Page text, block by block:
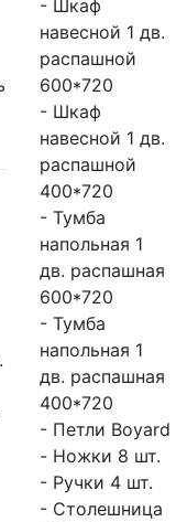
- Шкаф
навесной 1 дв.
распашной
600*720
- Шкаф
навесной 1 дв.
распашной
400*720
- Тумба
напольная 1
дв. распашная
600*720
- Тумба
напольная 1
дв. распашная
400*720
- Петли Boyard
- Ножки 8 шт.
- Ручки 4 шт.
- Столешница